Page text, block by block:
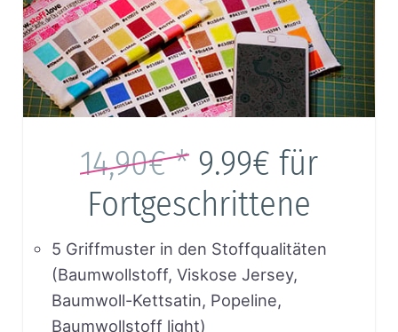
14,90€ * 9.99€ für
Fortgeschrittene
5 Griffmuster in den Stoffqualitäten
(Baumwollstoff, Viskose Jersey,
Baumwoll-Kettsatin, Popeline,
Baumwollstoff light)